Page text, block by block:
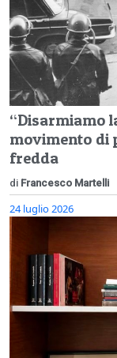
“Disarmiamo
movimento di
fredda
di Francesco Martelli
24 luglio 2026